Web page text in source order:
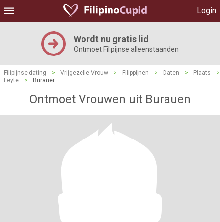
Login
Wordt nu gratis lid
Ontmoet Filipijnse alleenstaanden
Filipijnse dating > Vrijgezelle Vrouw > Filippijnen > Daten > Plaats
>
Leyte
> Burauen
Ontmoet Vrouwen uit Burauen